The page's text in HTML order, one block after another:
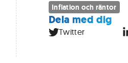
Inflation och räntor
Dela med dig
Twitter